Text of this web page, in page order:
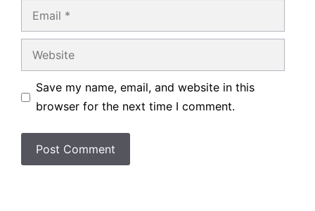
Email
Website
Save my name, email, and website in this
browser for the next time I comment.